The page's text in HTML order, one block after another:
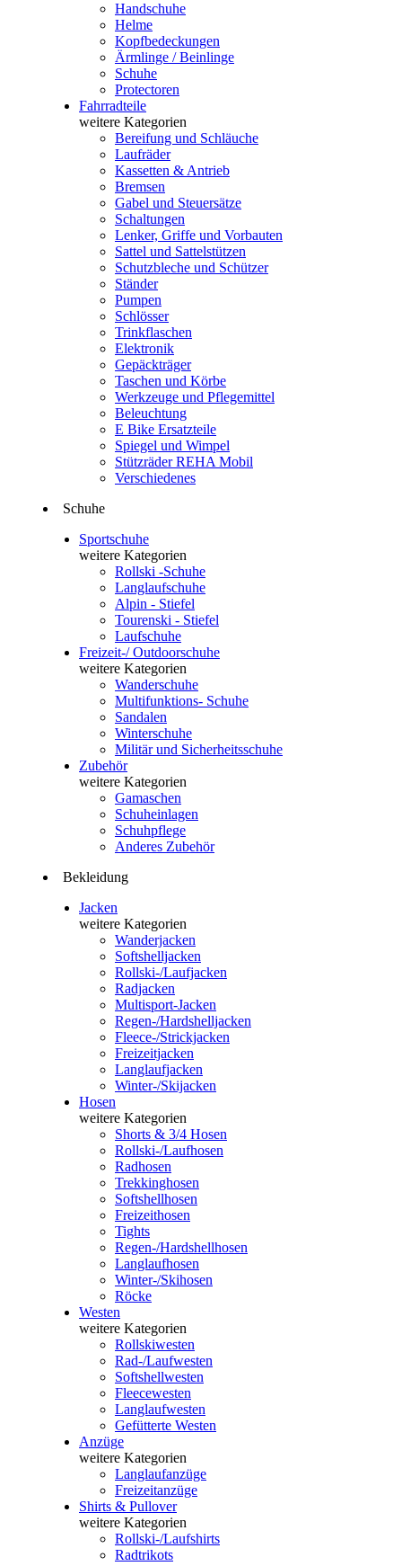
Handschuhe
Helme
Kopfbedeckungen
Ärmlinge / Beinlinge
Schuhe
Protectoren
Fahrradteile
weitere Kategorien
Bereifung und Schläuche
Laufräder
Kassetten & Antrieb
Bremsen
Gabel und Steuersätze
Schaltungen
Lenker, Griffe und Vorbauten
Sattel und Sattelstützen
Schutzbleche und Schützer
Ständer
Pumpen
Schlösser
Trinkflaschen
Elektronik
Gepäckträger
Taschen und Körbe
Werkzeuge und Pflegemittel
Beleuchtung
E Bike Ersatzteile
Spiegel und Wimpel
Stützräder REHA Mobil
Verschiedenes
Schuhe
Sportschuhe
weitere Kategorien
Rollski -Schuhe
Langlaufschuhe
Alpin - Stiefel
Tourenski - Stiefel
Laufschuhe
Freizeit-/ Outdoorschuhe
weitere Kategorien
Wanderschuhe
Multifunktions- Schuhe
Sandalen
Winterschuhe
Militär und Sicherheitsschuhe
Zubehör
weitere Kategorien
Gamaschen
Schuheinlagen
Schuhpflege
Anderes Zubehör
Bekleidung
Jacken
weitere Kategorien
Wanderjacken
Softshelljacken
Rollski-/Laufjacken
Radjacken
Multisport-Jacken
Regen-/Hardshelljacken
Fleece-/Strickjacken
Freizeitjacken
Langlaufjacken
Winter-/Skijacken
Hosen
weitere Kategorien
Shorts & 3/4 Hosen
Rollski-/Laufhosen
Radhosen
Trekkinghosen
Softshellhosen
Freizeithosen
Tights
Regen-/Hardshellhosen
Langlaufhosen
Winter-/Skihosen
Röcke
Westen
weitere Kategorien
Rollskiwesten
Rad-/Laufwesten
Softshellwesten
Fleecewesten
Langlaufwesten
Gefütterte Westen
Anzüge
weitere Kategorien
Langlaufanzüge
Freizeitanzüge
Shirts & Pullover
weitere Kategorien
Rollski-/Laufshirts
Radtrikots